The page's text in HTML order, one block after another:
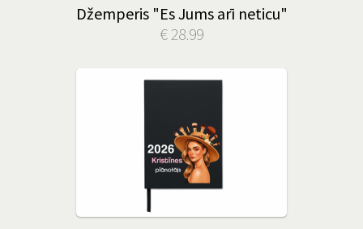
Džemperis "Es Jums arī neticu"
€ 28.99